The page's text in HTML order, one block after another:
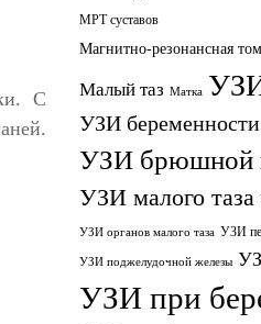
С
МРТ суставов
Магнитно-резонансная
Малый таз Матка
УЗИ
УЗИ брюшной
УЗИ малого таза
УЗИ органов малого таза УЗИ
УЗИ поджелудочной железы
УЗИ при